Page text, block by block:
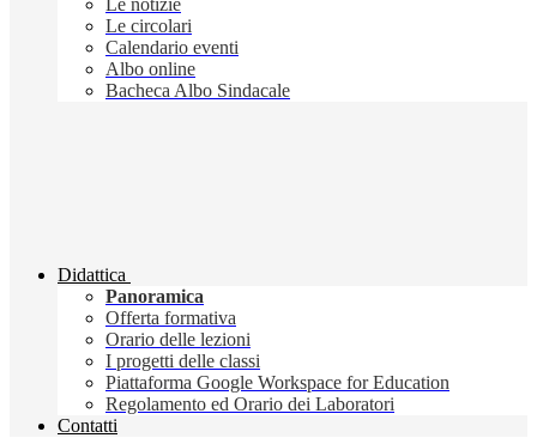
Le notizie
Le circolari
Calendario eventi
Albo online
Bacheca Albo Sindacale
Didattica
Panoramica
Offerta formativa
Orario delle lezioni
I progetti delle classi
Piattaforma Google Workspace for Education
Regolamento ed Orario dei Laboratori
Contatti